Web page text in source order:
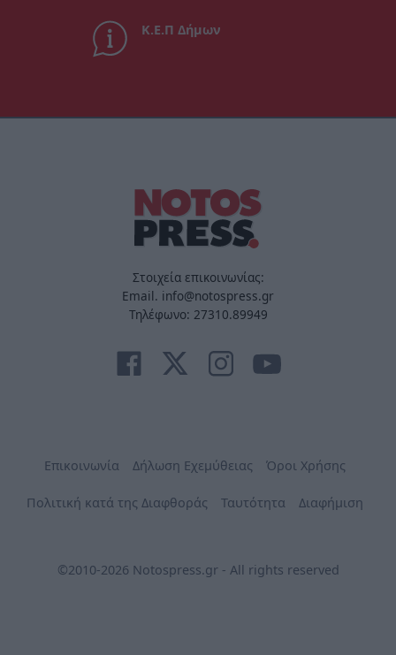
Κ.Ε.Π Δήμων
Στοιχεία επικοινωνίας:
Email. info@notospress.gr
Τηλέφωνο: 27310.89949
Επικοινωνία Δήλωση Εχεμύθειας Όροι Χρήσης
Πολιτική κατά της Διαφθοράς Ταυτότητα Διαφήμιση
©2010-2026 Notospress.gr - All rights reserved